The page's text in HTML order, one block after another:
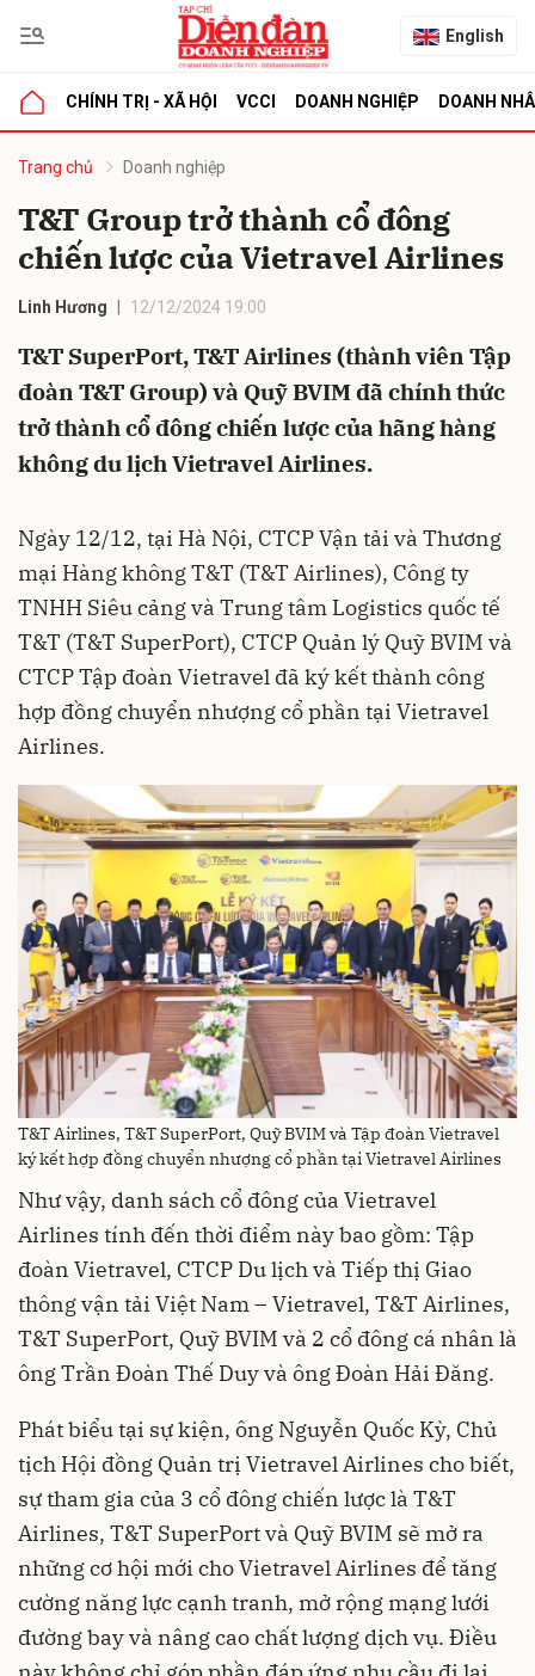
English
CHÍNH TRỊ - XÃ HỘI VCCI DOANH NGHIỆP DOANH
Trang chủ Doanh nghiệp
T&T Group trở thành cổ đông
chiến lược của Vietravel Airlines
Linh Hương 12/12/2024 19:00
T&T SuperPort, T&T Airlines (thành viên Tập
đoàn T&T Group) và Quỹ BVIM đã chính thức
trở thành cổ đông chiến lược của hãng hàng
không du lịch Vietravel Airlines.
Ngày 12/12, tại Hà Nội, CTCP Vận tải và Thương
mại Hàng không T&T (T&T Airlines), Công ty
TNHH Siêu cảng và Trung tâm Logistics quốc tế
T&T (T&T SuperPort), CTCP Quản lý Quỹ BVIM và
CTCP Tập đoàn Vietravel đã ký kết thành công
hợp đồng chuyển nhượng cổ phần tại Vietravel
Airlines.
T&T Airlines, T&T SuperPort, Quỹ BVIM và Tập đoàn Vietravel
ký kết hợp đồng chuyển nhượng cổ phần tại Vietravel Airlines
Như vậy, danh sách cổ đông của Vietravel
Airlines tính đến thời điểm này bao gồm: Tập
đoàn Vietravel, CTCP Du lịch và Tiếp thị Giao
thông vận tải Việt Nam – Vietravel, T&T Airlines,
T&T SuperPort, Quỹ BVIM và 2 cổ đông cá nhân là
ông Trần Đoàn Thế Duy và ông Đoàn Hải Đăng.
Phát biểu tại sự kiện, ông Nguyễn Quốc Kỳ, Chủ
tịch Hội đồng Quản trị Vietravel Airlines cho biết,
sự tham gia của 3 cổ đông chiến lược là T&T
Airlines, T&T SuperPort và Quỹ BVIM sẽ mở ra
những cơ hội mới cho Vietravel Airlines để tăng
cường năng lực cạnh tranh, mở rộng mạng lưới
đường bay và nâng cao chất lượng dịch vụ. Điều
luận
Hủy